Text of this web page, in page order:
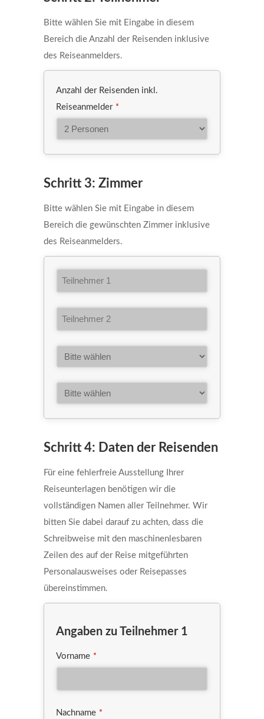
Bitte wählen Sie mit Eingabe in diesem
Bereich die Anzahl der Reisenden inklusive
des Reiseanmelders.
Anzahl der Reisenden inkl.
Reiseanmelder *
Schritt 3: Zimmer
Bitte wählen Sie mit Eingabe in diesem
Bereich die gewünschten Zimmer inklusive
des Reiseanmelders.
Schritt 4: Daten der Reisenden
Für eine fehlerfreie Ausstellung Ihrer
Reiseunterlagen benötigen wir die
vollständigen Namen aller Teilnehmer. Wir
bitten Sie dabei darauf zu achten, dass die
Schreibweise mit den maschinenlesbaren
Zeilen des auf der Reise mitgeführten
Personalausweises oder Reisepasses
übereinstimmen.
Angaben zu Teilnehmer 1
Vorname *
Nachname *